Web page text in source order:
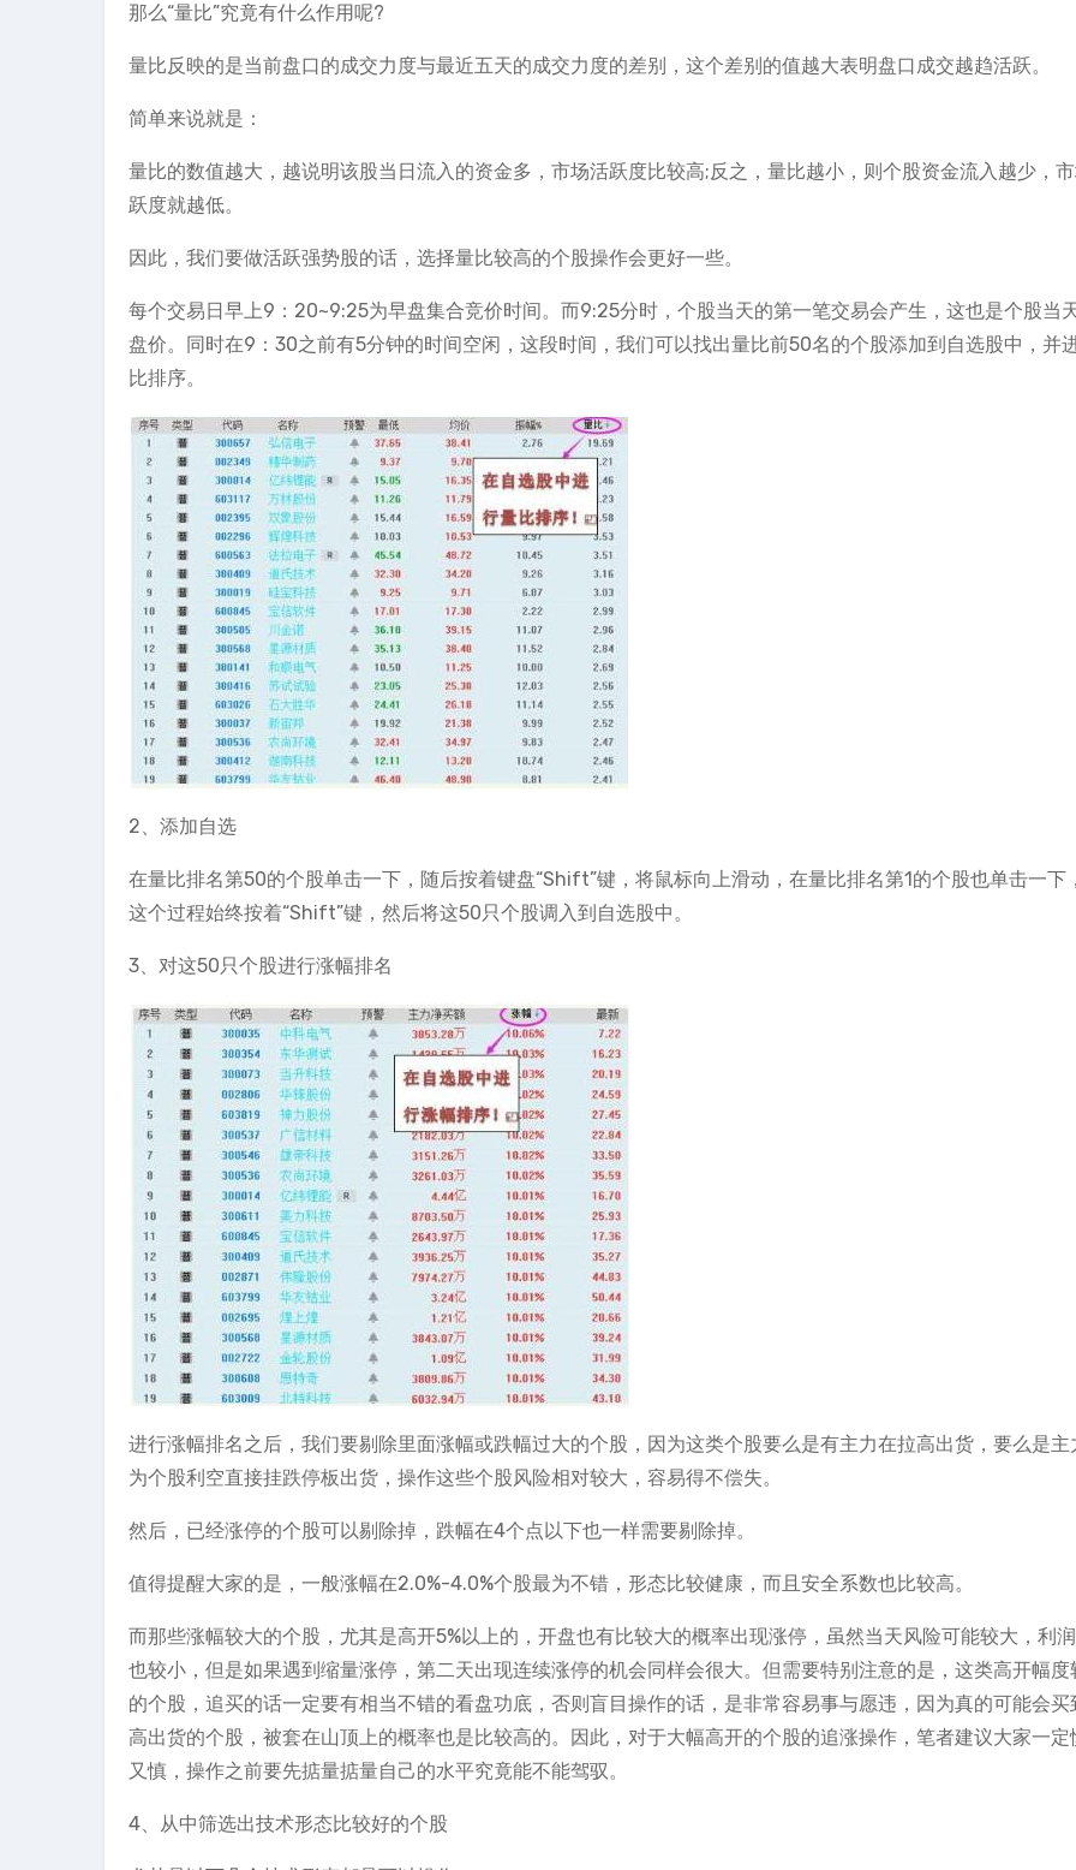
那么“量比”究竟有什么作用呢?
量比反映的是当前盘口的成交力度与最近五天的成交力度的差别，这个差别的值越大表明盘口成交越趋活跃。
简单来说就是：
量比的数值越大，越说明该股当日流入的资金多，市场活跃度比较高;反之，量比越小，则个股资金流入越少，
跃度就越低。
因此，我们要做活跃强势股的话，选择量比较高的个股操作会更好一些。
每个交易日早上9：20~9:25为早盘集合竞价时间。而9:25分时，个股当天的第一笔交易会产生，这也是个股当
盘价。同时在9：30之前有5分钟的时间空闲，这段时间，我们可以找出量比前50名的个股添加到自选股中，并
比排序。
2、添加自选
在量比排名第50的个股单击一下，随后按着键盘“Shift”键，将鼠标向上滑动，在量比排名第1的个股也单击一下
这个过程始终按着“Shift”键，然后将这50只个股调入到自选股中。
3、对这50只个股进行涨幅排名
进行涨幅排名之后，我们要剔除里面涨幅或跌幅过大的个股，因为这类个股要么是有主力在拉高出货，要么是主
为个股利空直接挂跌停板出货，操作这些个股风险相对较大，容易得不偿失。
然后，已经涨停的个股可以剔除掉，跌幅在4个点以下也一样需要剔除掉。
值得提醒大家的是，一般涨幅在2.0%-4.0%个股最为不错，形态比较健康，而且安全系数也比较高。
而那些涨幅较大的个股，尤其是高开5%以上的，开盘也有比较大的概率出现涨停，虽然当天风险可能较大，利
也较小，但是如果遇到缩量涨停，第二天出现连续涨停的机会同样会很大。但需要特别注意的是，这类高开幅度
的个股，追买的话一定要有相当不错的看盘功底，否则盲目操作的话，是非常容易事与愿违，因为真的可能会买
高出货的个股，被套在山顶上的概率也是比较高的。因此，对于大幅高开的个股的追涨操作，笔者建议大家一定
又慎，操作之前要先掂量掂量自己的水平究竟能不能驾驭。
4、从中筛选出技术形态比较好的个股